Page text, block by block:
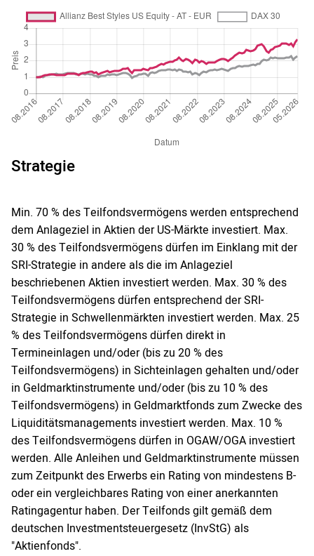
Strategie
Min. 70 % des Teilfondsvermögens werden entsprechend
dem Anlageziel in Aktien der US-Märkte investiert. Max.
30 % des Teilfondsvermögens dürfen im Einklang mit der
SRI-Strategie in andere als die im Anlageziel
beschriebenen Aktien investiert werden. Max. 30 % des
Teilfondsvermögens dürfen entsprechend der SRI-
Strategie in Schwellenmärkten investiert werden. Max. 25
% des Teilfondsvermögens dürfen direkt in
Termineinlagen und/oder (bis zu 20 % des
Teilfondsvermögens) in Sichteinlagen gehalten und/oder
in Geldmarktinstrumente und/oder (bis zu 10 % des
Teilfondsvermögens) in Geldmarktfonds zum Zwecke des
Liquiditätsmanagements investiert werden. Max. 10 %
des Teilfondsvermögens dürfen in OGAW/OGA investiert
werden. Alle Anleihen und Geldmarktinstrumente müssen
zum Zeitpunkt des Erwerbs ein Rating von mindestens B-
oder ein vergleichbares Rating von einer anerkannten
Ratingagentur haben. Der Teilfonds gilt gemäß dem
deutschen Investmentsteuergesetz (InvStG) als
"Aktienfonds".